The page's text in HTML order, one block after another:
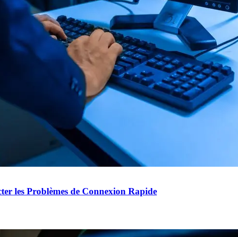
les Problèmes de Connexion Rapide